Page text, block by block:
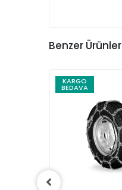
Benzer Ürünler
KARGO
BEDAVA